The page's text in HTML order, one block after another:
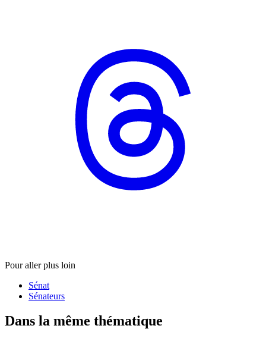
Pour aller plus loin
Sénat
Sénateurs
Dans la même thématique